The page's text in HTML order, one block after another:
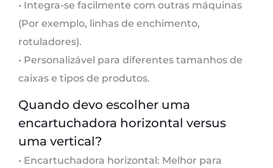
• Integra-se facilmente com outras máquinas
(Por exemplo, linhas de enchimento,
rotuladores).
• Personalizável para diferentes tamanhos de
caixas e tipos de produtos.
Quando devo escolher uma
encartuchadora horizontal versus
uma vertical?
• Encartuchadora horizontal: Melhor para